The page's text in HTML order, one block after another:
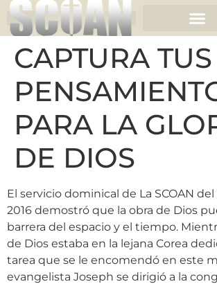
CAPTURA TUS
PARA LA
DE DIOS
El servicio dominical de La SCOAN
2016 demostró que la obra de Dios
barrera del espacio y el tiempo.
de Dios estaba en la lejana Corea
tarea que se le encomendó en este
evangelista Joseph se dirigió a la